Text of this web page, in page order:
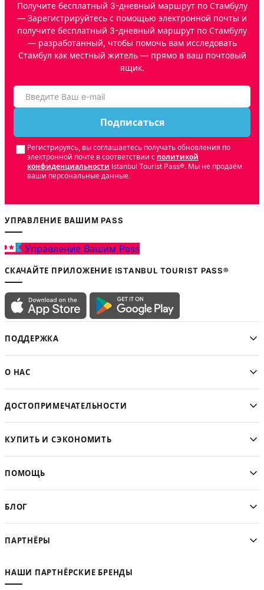
Получите бесплатный 3-дневный маршрут по Стамбулу
— Зарегистрируйтесь с помощью электронной почты и
получите бесплатный 3-дневный маршрут по Стамбулу
— разработанный, чтобы помочь вам исследовать
Стамбул как местный житель — прямо в ваш почтовый
ящик.
Подписаться
Регистрируясь, вы соглашаетесь получать обновления по
электронной почте в соответствии с политикой
конфиденциальности Istanbul Tourist Pass®. Мы не продаём
ваши персональные данные.
УПРАВЛЕНИЕ ВАШИМ PASS
Управление Вашим Pass
СКАЧАЙТЕ ПРИЛОЖЕНИЕ ISTANBUL TOURIST PASS®
ПОДДЕРЖКА
О НАС
ДОСТОПРИМЕЧАТЕЛЬНОСТИ
КУПИТЬ И СЭКОНОМИТЬ
ПОМОЩЬ
БЛОГ
ПАРТНЁРЫ
НАШИ ПАРТНЁРСКИЕ БРЕНДЫ